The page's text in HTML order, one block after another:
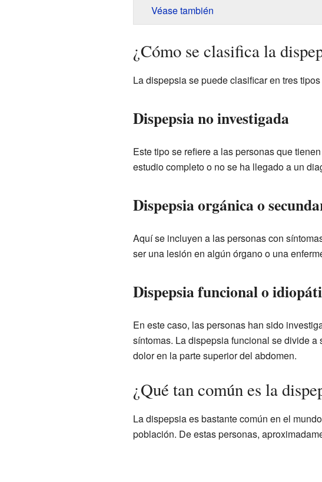
Véase también
¿Cómo se clasifica la
La dispepsia se puede clasificar en tres
Dispepsia no investigada
Este tipo se refiere a las personas que
estudio completo o no se ha llegado a un
Dispepsia orgánica o
Aquí se incluyen a las personas con
ser una lesión en algún órgano o una
Dispepsia funcional o
En este caso, las personas han sido
síntomas. La dispepsia funcional se divide
dolor en la parte superior del abdomen.
¿Qué tan común es la
La dispepsia es bastante común en el
población. De estas personas,